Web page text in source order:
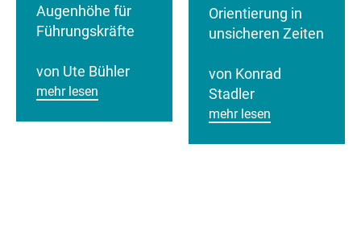
Augenhöhe für
Führungskräfte
von Ute Bühler
mehr lesen
Orientierung in
unsicheren Zeiten
von Konrad
Stadler
mehr lesen